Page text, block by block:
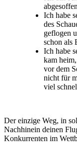
Ich habe
des
geflogen
schon als
Ich habe
kam
vor dem
nicht für
viel
Der einzige Weg, in
Nachhinein deinen
Konkurrenten im